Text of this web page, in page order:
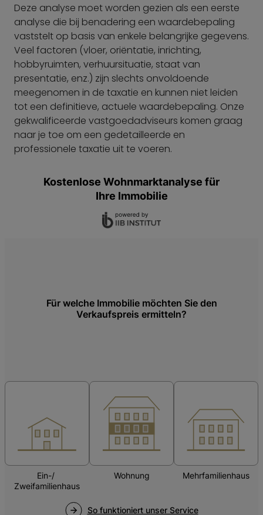
Deze analyse moet worden gezien als een eerste
analyse die bij benadering een waardebepaling
vaststelt op basis van enkele belangrijke gegevens.
Veel factoren (vloer, oriëntatie, inrichting,
hobbyruimten, verhuursituatie, staat van
presentatie, enz.) zijn slechts onvoldoende
meegenomen in de taxatie en kunnen niet leiden
tot een definitieve, actuele waardebepaling. Onze
gekwalificeerde vastgoedadviseurs komen graag
naar je toe om een gedetailleerde en
professionele taxatie uit te voeren.